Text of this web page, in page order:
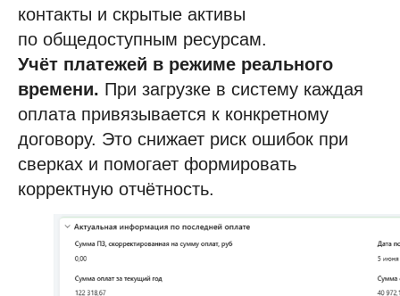
контакты и скрытые активы
по общедоступным ресурсам.
Учёт платежей в режиме реального
времени. При загрузке в систему каждая
оплата привязывается к конкретному
договору. Это снижает риск ошибок при
сверках и помогает формировать
корректную отчётность.